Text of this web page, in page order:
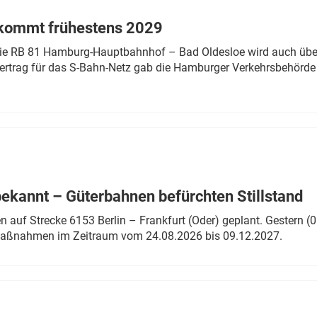
frühestens 2029
RB 81 Hamburg-Hauptbahnhof – Bad Oldesloe wird auch
für das S-Bahn-Netz gab die Hamburger
– Güterbahnen befürchten Stillstand
auf Strecke 6153 Berlin – Frankfurt (Oder) geplant. Gestern
im Zeitraum vom 24.08.2026 bis 09.12.2027.